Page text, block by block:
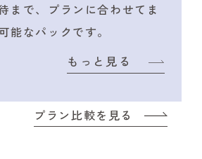
まで、プランに合わせて ま
能なパックです。
もっと見る
プラン比較を見る